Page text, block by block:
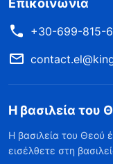
Επικοινωνία
+30-699-815-
Η βασιλεία του
Η βασιλεία του Θεού
εισέλθετε στη